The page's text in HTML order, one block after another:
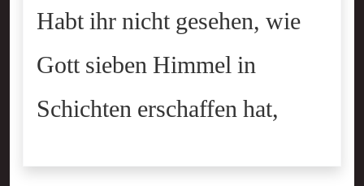
Habt ihr nicht gesehen, wie
Gott sieben Himmel in
Schichten erschaffen hat,